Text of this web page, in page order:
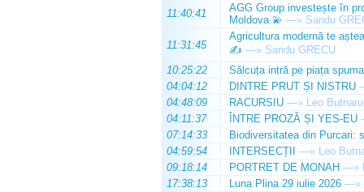
11:40:41
AGG Group investește în
Moldova 💫 —» Sandu
11:31:45
Agricultura modernă te
✍️ —» Sandu GRECU
10:25:22
Sălcuța intră pe piața
04:04:12
DINTRE PRUT ȘI NISTRU
04:48:09
RACURSIU —» Leo Butnaru
04:11:37
ÎNTRE PROZĂ ȘI YES-EU
07:14:33
Biodiversitatea din Purcari:
04:59:54
INTERSECȚII —» Leo
09:18:14
PORTRET DE MONAH —»
17:38:13
Luna Plina 29 iulie 2026 —»